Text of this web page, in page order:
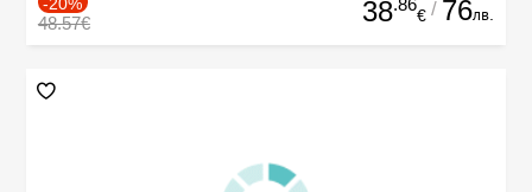
48.57€ 38 € / 76лв.